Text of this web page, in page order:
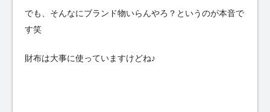
でも、そんなにブランド物いらんやろ？というのが本音で
す笑
財布は大事に使っていますけどね♪